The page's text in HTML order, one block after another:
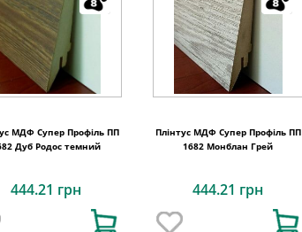
МДФ Супер Профіль ПП
1682 Дуб Родос темний
444.21 грн
Плінтус МДФ Супер Профіль ПП
1682 Монблан Грей
444.21 грн